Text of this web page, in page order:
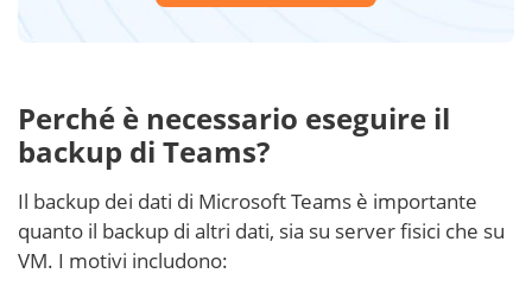
Perché è necessario eseguire il
backup di Teams?
Il backup dei dati di Microsoft Teams è importante
quanto il backup di altri dati, sia su server fisici che su
VM. I motivi includono: